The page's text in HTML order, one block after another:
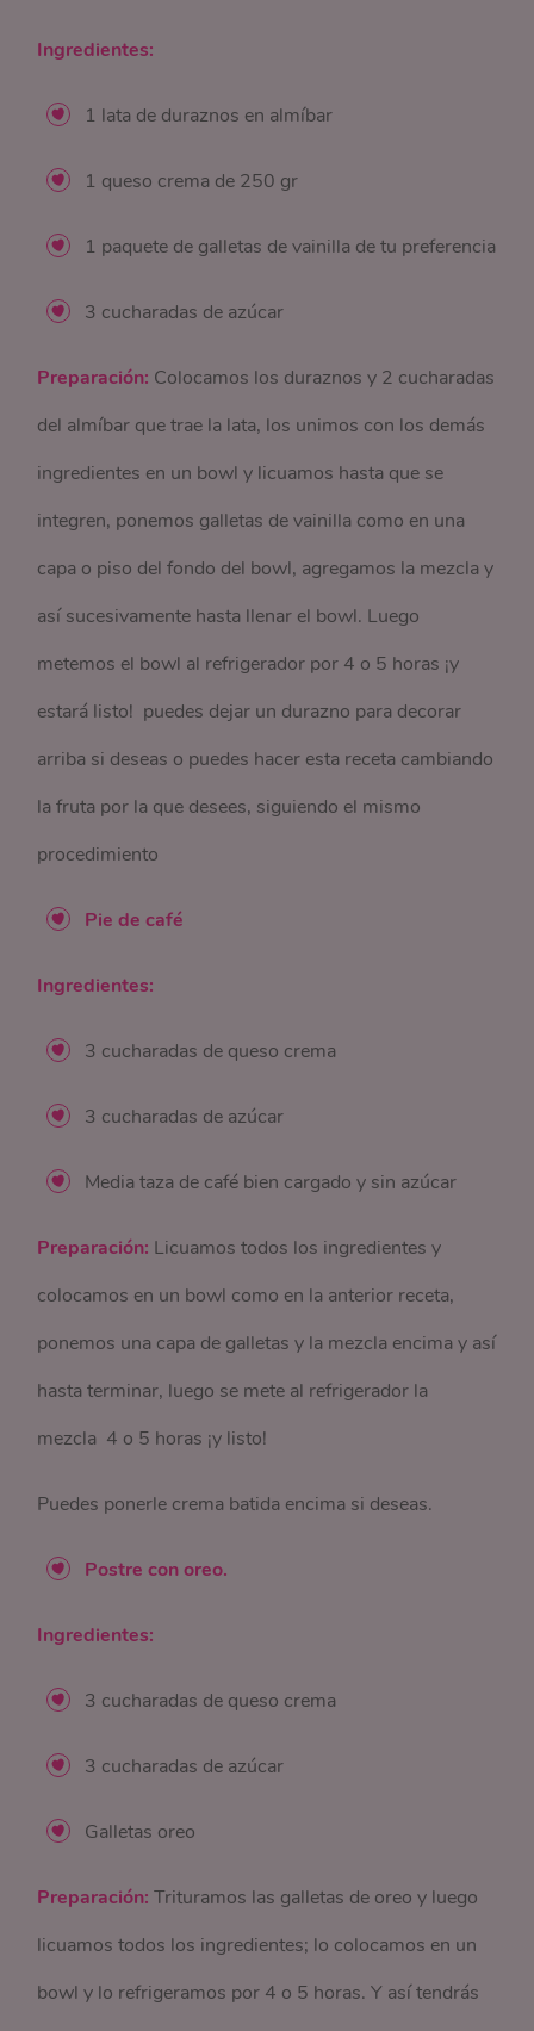
Ingredientes:
1 lata de duraznos en almíbar
1 queso crema de 250 gr
1 paquete de galletas de vainilla de tu preferencia
3 cucharadas de azúcar
Preparación: Colocamos los duraznos y 2 cucharadas
del almíbar que trae la lata, los unimos con los demás
ingredientes en un bowl y licuamos hasta que se
integren, ponemos galletas de vainilla como en una
capa o piso del fondo del bowl, agregamos la mezcla y
así sucesivamente hasta llenar el bowl. Luego
metemos el bowl al refrigerador por 4 o 5 horas ¡y
estará listo! puedes dejar un durazno para decorar
arriba si deseas o puedes hacer esta receta cambiando
la fruta por la que desees, siguiendo el mismo
procedimiento
Pie de café
Ingredientes:
3 cucharadas de queso crema
3 cucharadas de azúcar
Media taza de café bien cargado y sin azúcar
Preparación: Licuamos todos los ingredientes y
colocamos en un bowl como en la anterior receta,
ponemos una capa de galletas y la mezcla encima y así
hasta terminar, luego se mete al refrigerador la
mezcla 4 o 5 horas ¡y listo!
Puedes ponerle crema batida encima si deseas.
Postre con oreo.
Ingredientes:
3 cucharadas de queso crema
3 cucharadas de azúcar
Galletas oreo
Preparación: Trituramos las galletas de oreo y luego
licuamos todos los ingredientes; lo colocamos en un
bowl y lo refrigeramos por 4 o 5 horas. Y así tendrás